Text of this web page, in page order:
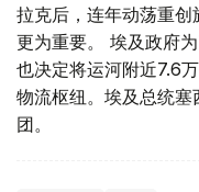
拉克后，连年动荡重
更为重要。 埃及政府
也决定将运河附近7.6
物流枢纽。埃及总统
团。